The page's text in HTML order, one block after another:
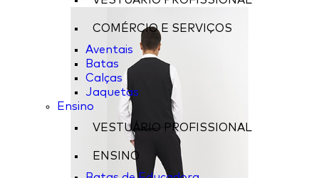
COMÉRCIO E SERVIÇOS
Aventais
Batas
Calças
Jaquetas
Ensino
VESTUÁRIO PROFISSIONAL
ENSINO